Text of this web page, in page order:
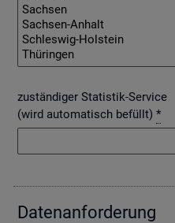
zuständiger Statistik-Service
(wird automatisch befüllt) *
Da­ten­an­for­de­rung